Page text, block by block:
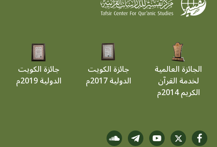
الجائزة العالمية
لخدمة القرآن
الكريم 2014م
جائزة الكويت
الدولية 2017م
جائزة الكويت
الدولية 2019م